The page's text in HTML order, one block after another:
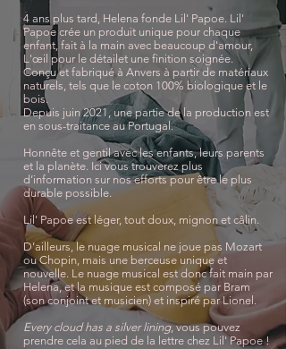
4 ans plus tard, Helena fonde Lil' Papoe. Lil'
Papoe crée un produit unique pour chaque
enfant, fait à la main avec beaucoup d'amour,
L'œil pour le détailet une finition soignée.
Conçu et fabriqué à Anvers à partir de matériaux
naturels, tels que le coton 100% biologique et le
bois.
Depuis juin 2021, une partie de la production est
en sous-traitance au Portugal.
Honnête et gentil avec les enfants, leurs parents
et la planète. Ici vous trouverez plus
d’information sur nos efforts pour être le plus
durable possible.
Lil' Papoe est léger, tout doux, mignon et câlin.
D’ailleurs, le nuage musical ne joue pas Mozart
ou Chopin, mais une berceuse unique et
nouvelle. Le nuage musical est donc fait main par
Helena, et la musique est composé par Bram
(son conjoint et musicien) et inspiré par Lionel.
Every cloud has a silver lining, vous pouvez
prendre cela au pied de la lettre chez Lil' Papoe !